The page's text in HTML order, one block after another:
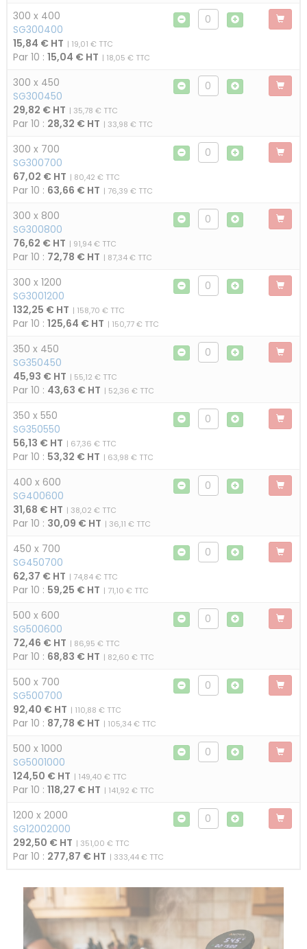
300 x 400
SG300400
15,84 € HT | 19,01 € TTC
Par 10 : 15,04 € HT | 18,05 € TTC
300 x 450
SG300450
29,82 € HT | 35,78 € TTC
Par 10 : 28,32 € HT | 33,98 € TTC
300 x 700
SG300700
67,02 € HT | 80,42 € TTC
Par 10 : 63,66 € HT | 76,39 € TTC
300 x 800
SG300800
76,62 € HT | 91,94 € TTC
Par 10 : 72,78 € HT | 87,34 € TTC
300 x 1200
SG3001200
132,25 € HT | 158,70 € TTC
Par 10 : 125,64 € HT | 150,77 € TTC
350 x 450
SG350450
45,93 € HT | 55,12 € TTC
Par 10 : 43,63 € HT | 52,36 € TTC
350 x 550
SG350550
56,13 € HT | 67,36 € TTC
Par 10 : 53,32 € HT | 63,98 € TTC
400 x 600
SG400600
31,68 € HT | 38,02 € TTC
Par 10 : 30,09 € HT | 36,11 € TTC
450 x 700
SG450700
62,37 € HT | 74,84 € TTC
Par 10 : 59,25 € HT | 71,10 € TTC
500 x 600
SG500600
72,46 € HT | 86,95 € TTC
Par 10 : 68,83 € HT | 82,60 € TTC
500 x 700
SG500700
92,40 € HT | 110,88 € TTC
Par 10 : 87,78 € HT | 105,34 € TTC
500 x 1000
SG5001000
124,50 € HT | 149,40 € TTC
Par 10 : 118,27 € HT | 141,92 € TTC
1200 x 2000
SG12002000
292,50 € HT | 351,00 € TTC
Par 10 : 277,87 € HT | 333,44 € TTC